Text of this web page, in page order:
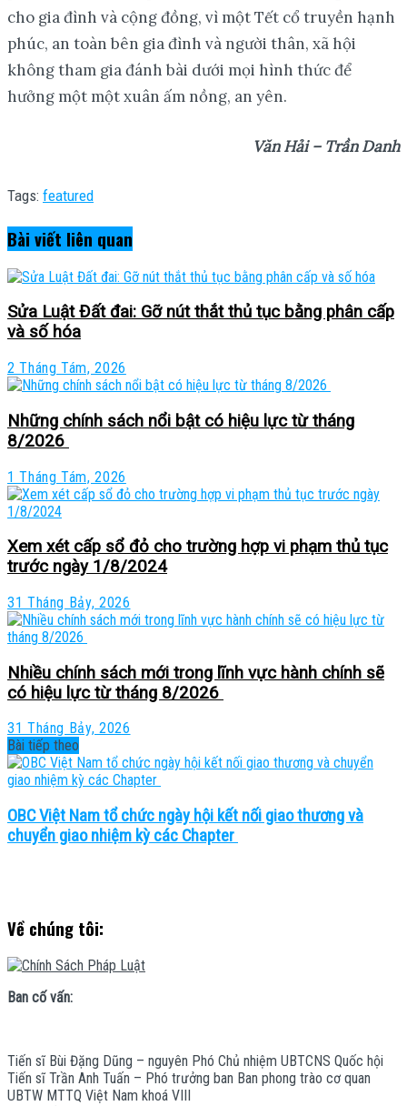
cho gia đình và cộng đồng, vì một Tết cổ truyền hạnh
phúc, an toàn bên gia đình và người thân, xã hội
không tham gia đánh bài dưới mọi hình thức để
hưởng một một xuân ấm nồng, an yên.
Văn Hải – Trần Danh
Tags: featured
Bài viết liên quan
Sửa Luật Đất đai: Gỡ nút thắt thủ tục bằng phân cấp
và số hóa
2 Tháng Tám, 2026
Những chính sách nổi bật có hiệu lực từ tháng
8/2026
1 Tháng Tám, 2026
Xem xét cấp sổ đỏ cho trường hợp vi phạm thủ tục
trước ngày 1/8/2024
31 Tháng Bảy, 2026
Nhiều chính sách mới trong lĩnh vực hành chính sẽ
có hiệu lực từ tháng 8/2026
31 Tháng Bảy, 2026
Bài tiếp theo
OBC Việt Nam tổ chức ngày hội kết nối giao thương và
chuyển giao nhiệm kỳ các Chapter
Về chúng tôi:
Ban cố vấn:
Tiến sĩ Bùi Đặng Dũng – nguyên Phó Chủ nhiệm UBTCNS Quốc hội
Tiến sĩ Trần Anh Tuấn – Phó trưởng ban Ban phong trào cơ quan
UBTW MTTQ Việt Nam khoá VIII